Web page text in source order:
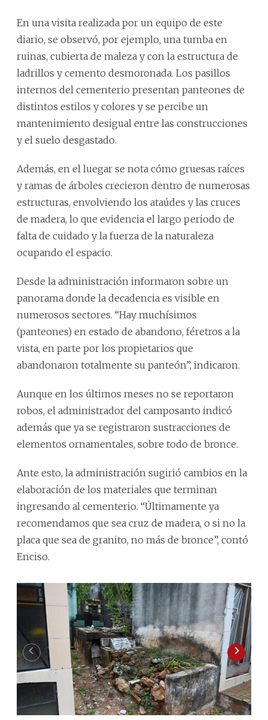
En una visita realizada por un equipo de este
diario, se observó, por ejemplo, una tumba en
ruinas, cubierta de maleza y con la estructura de
ladrillos y cemento desmoronada. Los pasillos
internos del cementerio presentan panteones de
distintos estilos y colores y se percibe un
mantenimiento desigual entre las construcciones
y el suelo desgastado.
Además, en el luegar se nota cómo gruesas raíces
y ramas de árboles crecieron dentro de numerosas
estructuras, envolviendo los ataúdes y las cruces
de madera, lo que evidencia el largo periodo de
falta de cuidado y la fuerza de la naturaleza
ocupando el espacio.
Desde la administración informaron sobre un
panorama donde la decadencia es visible en
numerosos sectores. “Hay muchísimos
(panteones) en estado de abandono, féretros a la
vista, en parte por los propietarios que
abandonaron totalmente su panteón”, indicaron.
Aunque en los últimos meses no se reportaron
robos, el administrador del camposanto indicó
además que ya se registraron sustracciones de
elementos ornamentales, sobre todo de bronce.
Ante esto, la administración sugirió cambios en la
elaboración de los materiales que terminan
ingresando al cementerio. “Últimamente ya
recomendamos que sea cruz de madera, o si no la
placa que sea de granito, no más de bronce”, contó
Enciso.